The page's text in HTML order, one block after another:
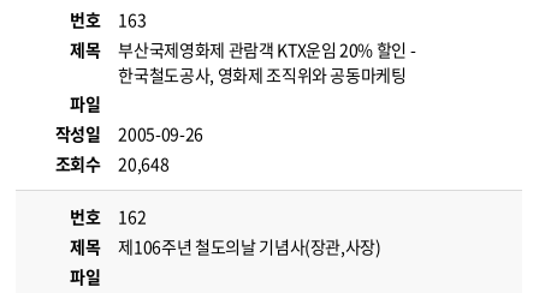
번호
163
제목
부산국제영화제 관람객 KTX운임 20% 할인 -
한국철도공사, 영화제 조직위와 공동마케팅
파일
작성일
2005-09-26
조회수
20,648
번호
162
제목
제106주년 철도의날 기념사(장관,사장)
파일